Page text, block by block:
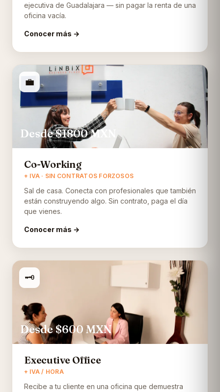
ejecutiva de Guadalajara — sin pagar la renta de una
oficina vacía.
Conocer más →
💼
Desde $1800MXN
Co-Working
+ IVA · SIN CONTRATOS FORZOSOS
Sal de casa. Conecta con profesionales que también
están construyendo algo. Sin contrato, paga el día
que vienes.
Conocer más →
🗝️
Desde $600 MXN
Executive Office
+ IVA / HORA
Recibe a tu cliente en una oficina que demuestra